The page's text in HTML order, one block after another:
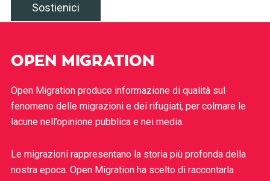
Sostienici
OPEN MIGRATION
Open Migration produce informazione di qualità sul
fenomeno delle migrazioni e dei rifugiati, per colmare le
lacune nell’opinione pubblica e nei media.
Le migrazioni rappresentano la storia più profonda della
nostra epoca. Open Migration ha scelto di raccontarla